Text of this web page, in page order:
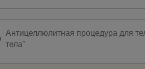
Антицеллюлитная процедура для
тела"